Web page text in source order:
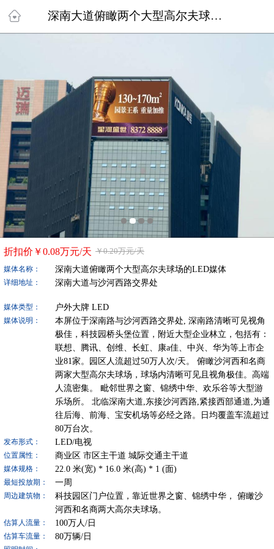
深南大道俯瞰两个大型高尔夫球场的LED媒体
折扣价￥0.08万元/天 ￥0.20万元/天
媒体名称： 深南大道俯瞰两个大型高尔夫球场的LED媒体
详细地址： 深南大道与沙河西路交界处
媒体类型： 户外大牌 LED
媒体说明：
本屏位于深南路与沙河西路交界处, 深南路清晰可见视角
极佳，科技园桥头堡位置，附近大型企业林立，包括有：
联想、腾讯、创维、长虹、康a佳、中兴、华为等上市企
业81家。园区人流超过50万人次/天。 俯瞰沙河西和名商
两家大型高尔夫球场，球场内清晰可见且视角极佳。高端
人流密集。 毗邻世界之窗、锦绣中华、欢乐谷等大型游
乐场所。 北临深南大道,东接沙河西路,紧接西部通道,为通
往后海、前海、宝安机场等必经之路。日均覆盖车流超过
80万台次。
发布形式： LED/电视
位置属性： 商业区 市区主干道 城际交通主干道
媒体规格： 22.0米(宽) * 16.0米(高) * 1 (面)
最短投放期： 一周
周边建筑物：
科技园区门户位置，靠近世界之窗、锦绣中华， 俯瞰沙
河西和名商两大高尔夫球场。
估算人流量： 100万人/日
估算车流量： 80万辆/日